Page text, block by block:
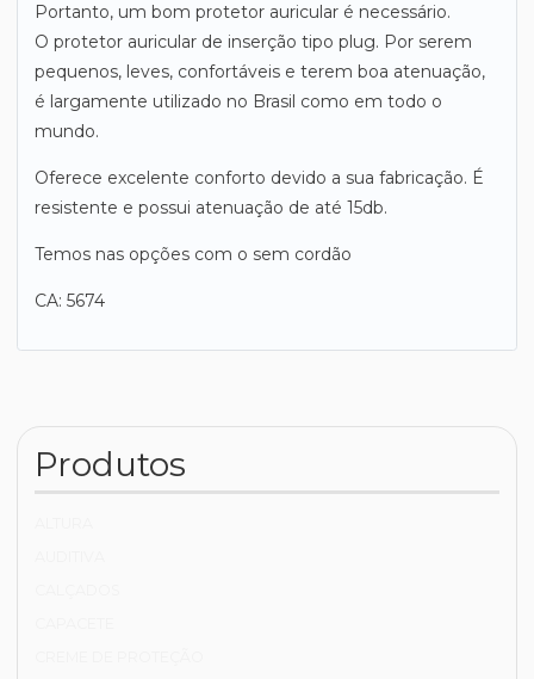
Portanto, um bom protetor auricular é necessário.
O protetor auricular de inserção tipo plug. Por serem
pequenos, leves, confortáveis e terem boa atenuação,
é largamente utilizado no Brasil como em todo o
mundo.
Oferece excelente conforto devido a sua fabricação. É
resistente e possui atenuação de até 15db.
Temos nas opções com o sem cordão
CA: 5674
Produtos